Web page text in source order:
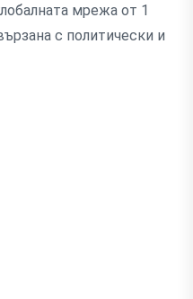
мрежа от 1
с политически и